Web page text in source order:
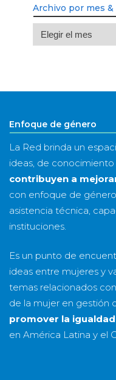
Archivo por mes &
Archivo
por
año
Enfoque de género
La Red brinda un
ideas, de
contribuyen a
con enfoque de
asistencia técnica,
instituciones.
Es un punto de
ideas entre mujeres y
temas relacionados
de la mujer en gestión
promover la
en América Latina y el